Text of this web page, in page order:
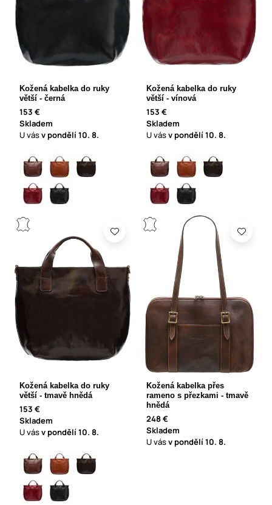
Kožená kabelka do ruky
větší - černá
153 €
Skladem
U vásv pondělí10. 8.
Kožená kabelka do ruky
větší - vínová
153 €
Skladem
U vásv pondělí10. 8.
Kožená kabelka do ruky
větší - tmavě hnědá
153 €
Skladem
U vásv pondělí10. 8.
Kožená kabelka přes
rameno s přezkami - tmavě
hnědá
248 €
Skladem
U vásv pondělí10. 8.